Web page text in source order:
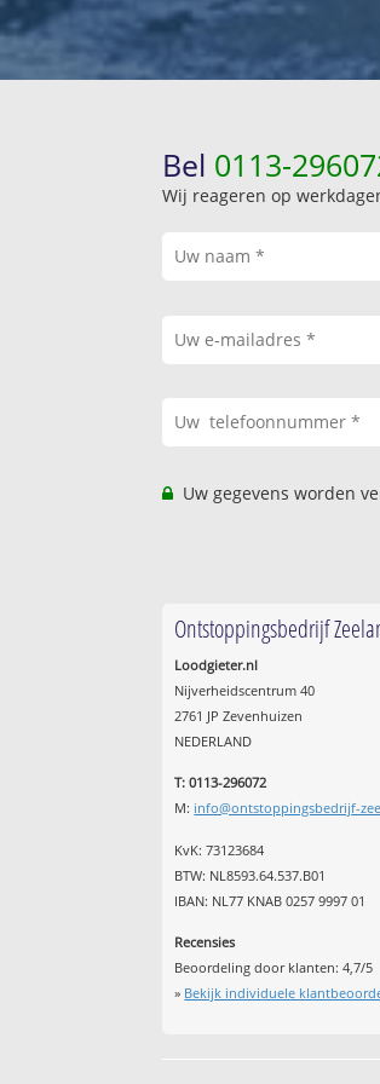
Bel 0113-
Wij reageren op
Uw gegevens worden
Ontstoppingsbedrijf
Loodgieter.nl
Nijverheidscentrum 40
2761 JP Zevenhuizen
NEDERLAND
T: 0113-296072
M: info@ontstoppingsbedrijf-
KvK: 73123684
BTW: NL8593.64.537.B01
IBAN: NL77 KNAB 0257 9997 01
Recensies
Beoordeling door klanten:4,7/5
» Bekijk individuele